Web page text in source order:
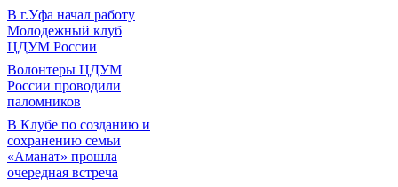
В г.Уфа начал работу
Молодежный клуб
ЦДУМ России
Волонтеры ЦДУМ
России проводили
паломников
В Клубе по созданию и
сохранению семьи
«Аманат» прошла
очередная встреча